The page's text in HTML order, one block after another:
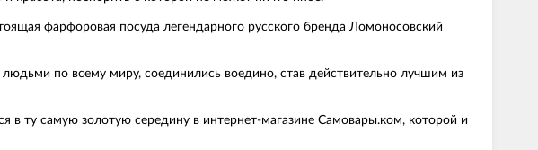
фарфоровая посуда легендарного русского бренда Ломоносовский
людьми по всему миру, соединились воедино, став действительно лучшим из
в ту самую золотую середину в интернет-магазине Самовары.ком, которой и